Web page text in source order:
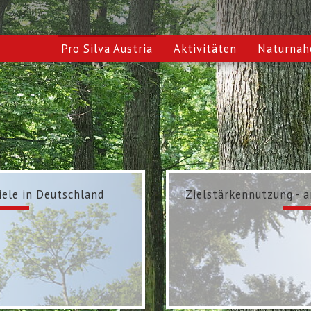
Pro Silva Austria Aktivitäten
in Deutschland Zielstärkennutzung -